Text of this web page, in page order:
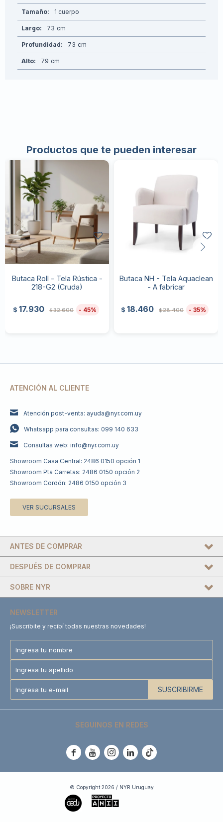
Tamaño 1 cuerpo
Largo 73
Profundidad 73
Alto 79
Productos que te pueden interesar
Butaca Roll - Tela Rústica -
218-G2 (Cruda)
$ 17.930 $32.600 45
Butaca NH - Tela Aquaclean
- A fabricar
$ 18.460 $28.400 35
ATENCIÓN AL CLIENTE
Atención post-venta: ayuda@nyr.com.uy
Whatsapp para consultas: 099 140 633
Consultas web: info@nyr.com.uy
Showroom Casa Central: 2486 0150 opción 1
Showroom Pta Carretas: 2486 0150 opción 2
Showroom Cordón: 2486 0150 opción 3
VER SUCURSALES
DESPUÉS DE COMPRAR
SOBRE NYR
ANTES DE COMPRAR
NEWSLETTER
¡Suscribite y recibí todas nuestras novedades!
SUSCRIBIRME
SEGUINOS EN REDES
    
© Copyright 2026 / NYR Uruguay